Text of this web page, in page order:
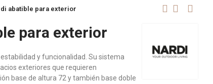
abatible para exterior
para exterior
y funcionalidad. Su sistema
exteriores que requieren
base de altura 72 y también base doble